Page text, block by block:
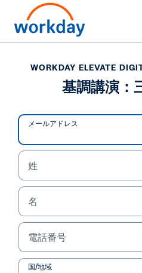
WORKDAY ELEVATE
基調講演：
WORKDAY ELEVATE
基調講演：
メールアドレス
姓
名
電話番号
国/地域